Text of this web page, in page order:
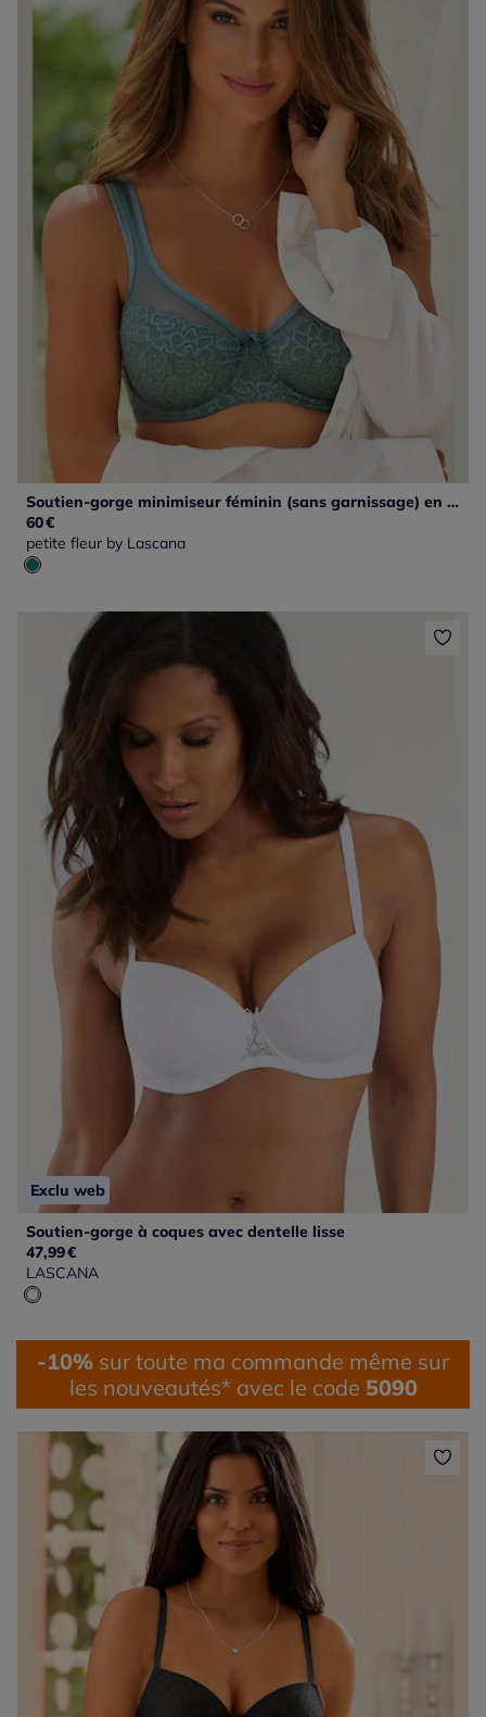
Soutien-gorge minimiseur féminin (sans garnissage) en dentelle florale et maille douce
60€
petite fleur by Lascana
Exclu web
Soutien-gorge à coques avec dentelle lisse
47,99€
LASCANA
-10% sur toute ma commande même sur
les nouveautés* avec le code 5090